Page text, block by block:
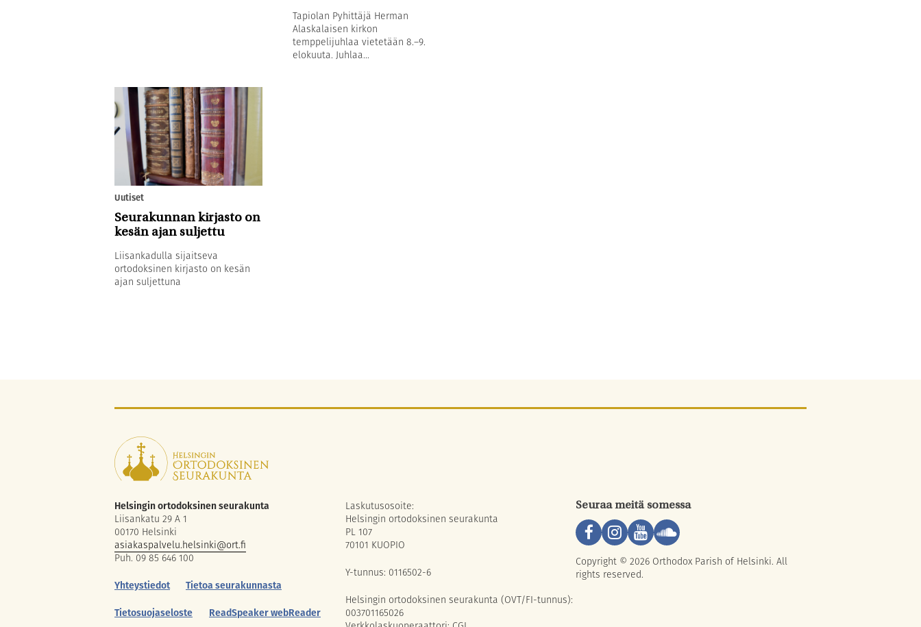
Tapiolan Pyhittäjä Herman
Alaskalaisen kirkon
temppelijuhlaa vietetään 8.–9.
elokuuta. Juhlaa...
Uutiset
Seurakunnan kirjasto on
kesän ajan suljettu
Liisankadulla sijaitseva
ortodoksinen kirjasto on kesän
ajan suljettuna
Helsingin ortodoksinen seurakunta
Liisankatu 29 A 1
00170 Helsinki
asiakaspalvelu.helsinki@ort.fi
Puh. 09 85 646 100
Yhteystiedot
Tietoa seurakunnasta
Tietosuojaseloste
ReadSpeaker webReader
Laskutusosoite:
Helsingin ortodoksinen seurakunta
PL 107
70101 KUOPIO
Y-tunnus: 0116502-6
Helsingin ortodoksinen seurakunta (OVT/FI-tunnus):
003701165026
Seuraa meitä somessa
Copyright © 2026 Orthodox Parish of Helsinki. All
rights reserved.